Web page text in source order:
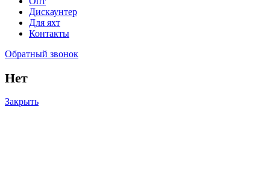
Дискаунтер
Для яхт
Контакты
Обратный звонок
Нет
Закрыть